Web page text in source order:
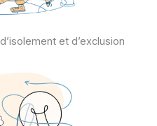
et d’exclusion